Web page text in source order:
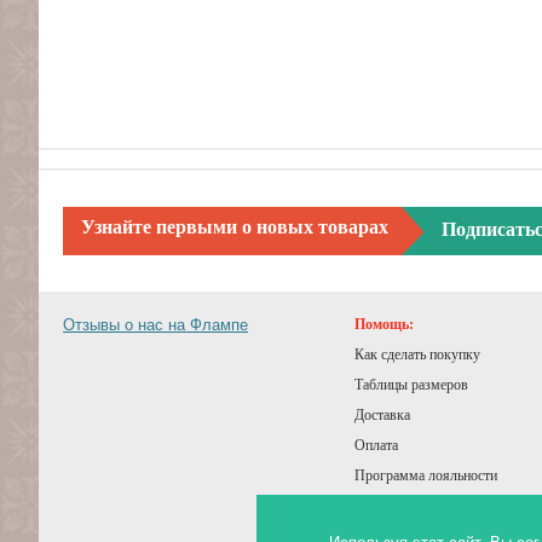
Узнайте первыми о новых товарах
Отзывы о нас на Флампе
Помощь:
Как сделать покупку
Таблицы размеров
Доставка
Оплата
Программа лояльности
Советы покупателям